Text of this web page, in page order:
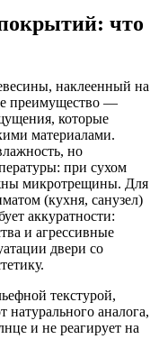
что
наклеенный на
преимущество —
которые
материалами.
но
при сухом
микротрещины. Для
(кухня, санузел)
аккуратности:
и агрессивные
двери со
текстурой,
аналога,
и не реагирует на